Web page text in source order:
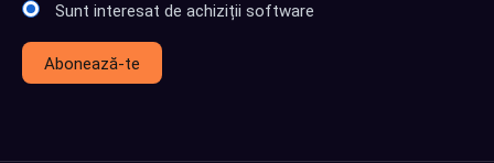
Sunt interesat de achiziții software
Abonează-te